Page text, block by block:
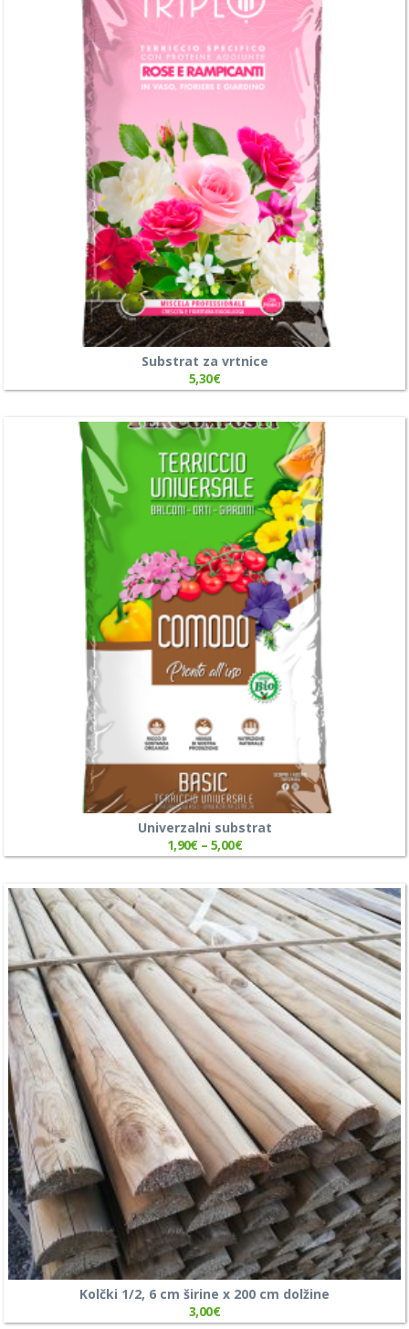
Substrat za vrtnice
5,30€
Univerzalni substrat
1,90€–5,00€
Kolčki 1/2, 6 cm širine x 200 cm dolžine
3,00€